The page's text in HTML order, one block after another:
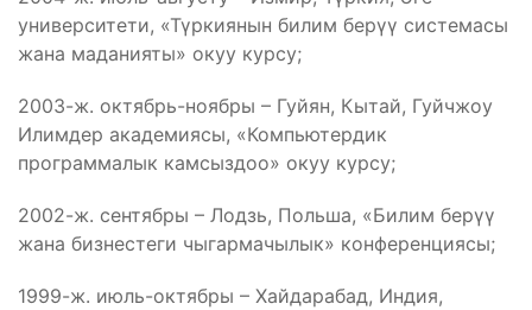
университети, «Түркиянын билим берүү системасы
жана маданияты» окуу курсу;
2003-ж. октябрь-ноябры – Гуйян, Кытай, Гуйчжоу
Илимдер академиясы, «Компьютердик
программалык камсыздоо» окуу курсу;
2002-ж. сентябры – Лодзь, Польша, «Билим берүү
жана бизнестеги чыгармачылык» конференциясы;
1999-ж. июль-октябры – Хайдарабад, Индия,